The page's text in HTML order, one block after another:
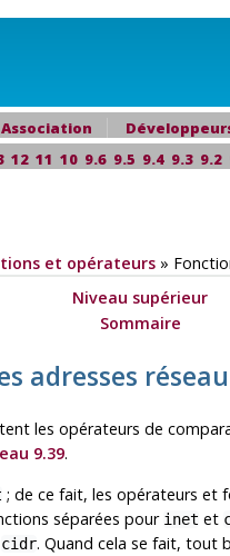
Association
12 11 10 9.6 9.5 9.4 9.3 9.2
et opérateurs »
Niveau supérieur
Sommaire
adresses réseau
les opérateurs de
9.39.
; de ce fait, les opérateurs et
séparées pour inet et
cidr. Quand cela se fait, tout